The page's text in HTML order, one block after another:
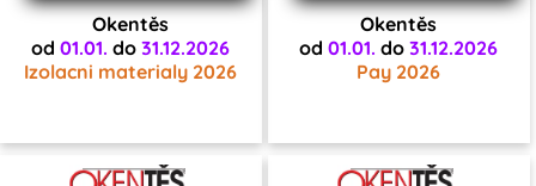
Okentěs
od 01.01. do 31.12.2026
Izolacni materialy 2026
Okentěs
od 01.01. do 31.12.2026
Pay 2026